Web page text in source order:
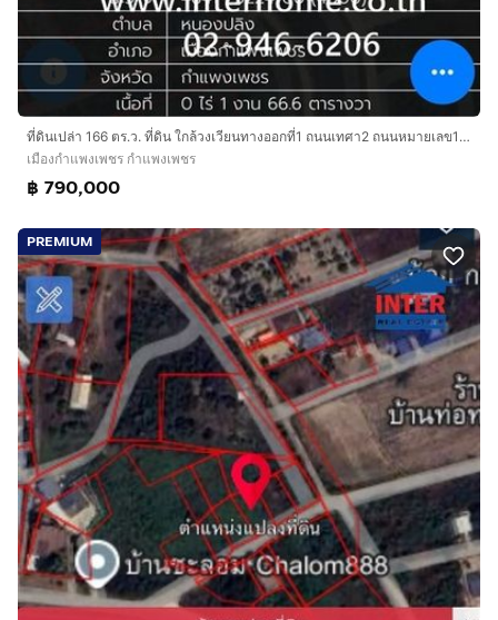
ที่ดินเปล่า 166 ตร.ว. ที่ดิน ใกล้วงเวียนทางออกที่1 ถนนเทศา2 ถนนหมายเลข101 ถนนเทศา2 เมืองกำแพงเพชร กำแพงเพชร
เมืองกำแพงเพชร กำแพงเพชร
฿ 790,000
PREMIUM